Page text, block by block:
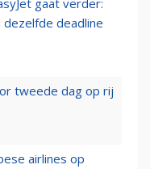
gaat verder:
deadline
tweede dag op rij
airlines op